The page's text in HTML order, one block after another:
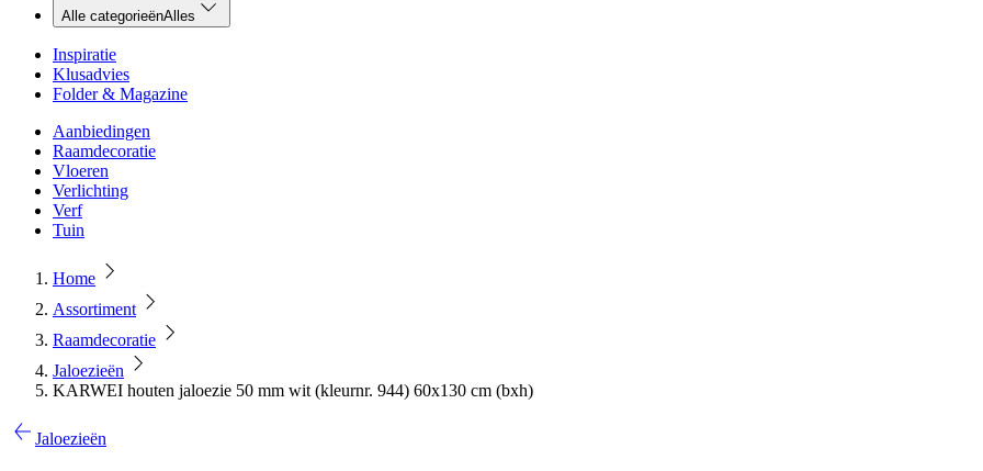
Alle categorieënAlles
Inspiratie
Klusadvies
Folder & Magazine
Aanbiedingen
Raamdecoratie
Vloeren
Verlichting
Verf
Tuin
Home
Assortiment
Raamdecoratie
Jaloezieën
KARWEI houten jaloezie 50 mm wit (kleurnr. 944) 60x130 cm (bxh)
Jaloezieën